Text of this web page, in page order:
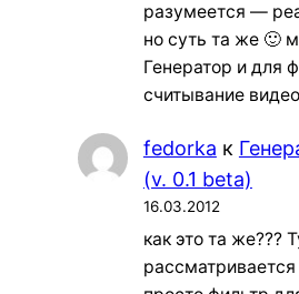
разумеется —
но суть та же 🙂
Генератор и для
считывание
fedorka к
(v. 0.1 beta)
16.03.2012
как это та же???